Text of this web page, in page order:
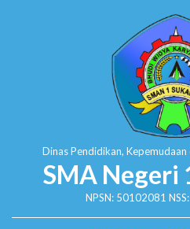
Dinas Pendidikan, Kepemudaan
SMA Negeri
NPSN: 50102081